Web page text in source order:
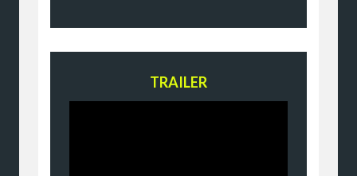
TRAILER